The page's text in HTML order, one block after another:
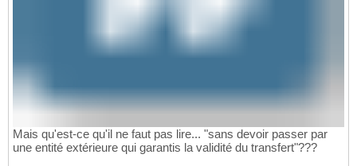
Mais qu'est-ce qu'il ne faut pas lire... "sans devoir passer par
une entité extérieure qui garantis la validité du transfert"???